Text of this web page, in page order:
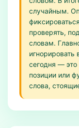
случайным.
проверять,
словам.
игнорировать
сегодня —
позиции или
слова,